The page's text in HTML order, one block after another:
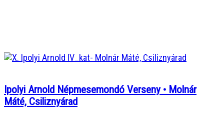
Ipolyi Arnold Népmesemondó Verseny • Molnár
Máté, Csiliznyárad